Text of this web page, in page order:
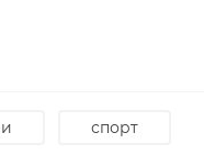
спорт